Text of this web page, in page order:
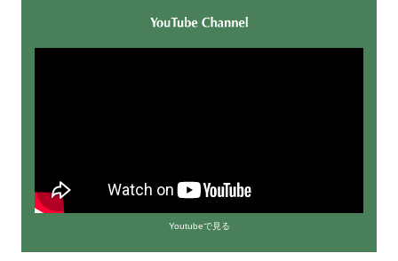
Youtubeで見る